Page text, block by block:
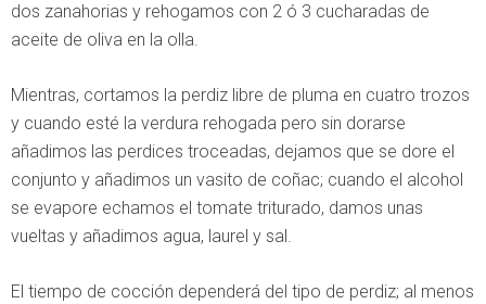
dos zanahorias y rehogamos con 2 ó 3 cucharadas de
aceite de oliva en la olla.
Mientras, cortamos la perdiz libre de pluma en cuatro trozos
y cuando esté la verdura rehogada pero sin dorarse
añadimos las perdices troceadas, dejamos que se dore el
conjunto y añadimos un vasito de coñac; cuando el alcohol
se evapore echamos el tomate triturado, damos unas
vueltas y añadimos agua, laurel y sal.
El tiempo de cocción dependerá del tipo de perdiz; al menos